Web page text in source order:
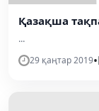
Қазақша
...
29 қаңтар 2019•